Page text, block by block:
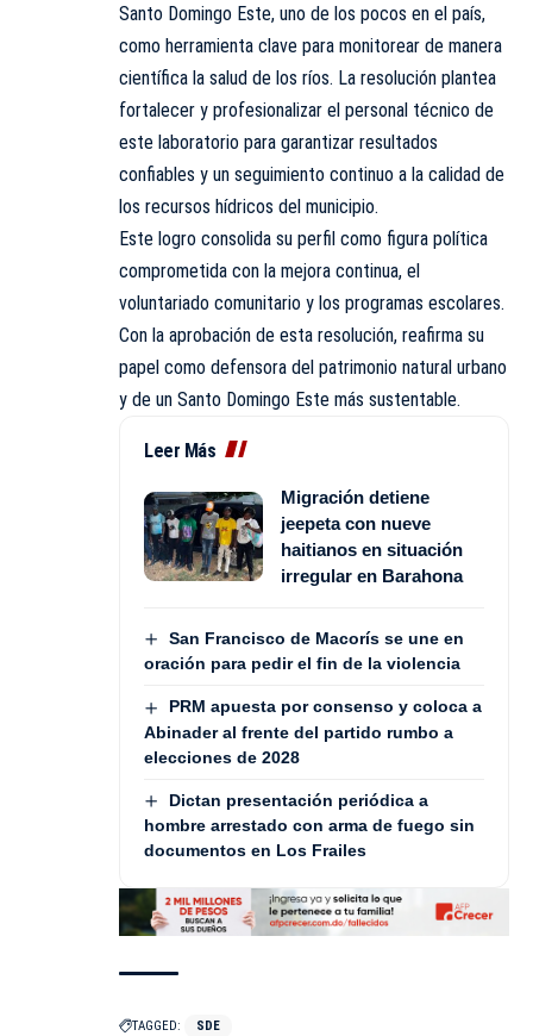
Santo Domingo Este, uno de los pocos en el país,
como herramienta clave para monitorear de manera
científica la salud de los ríos. La resolución plantea
fortalecer y profesionalizar el personal técnico de
este laboratorio para garantizar resultados
confiables y un seguimiento continuo a la calidad de
los recursos hídricos del municipio.
Este logro consolida su perfil como figura política
comprometida con la mejora continua, el
voluntariado comunitario y los programas escolares.
Con la aprobación de esta resolución, reafirma su
papel como defensora del patrimonio natural urbano
y de un Santo Domingo Este más sustentable.
Leer Más
Migración detiene
jeepeta con nueve
haitianos en situación
irregular en Barahona
San Francisco de Macorís se une en
oración para pedir el fin de la violencia
PRM apuesta por consenso y coloca a
Abinader al frente del partido rumbo a
elecciones de 2028
Dictan presentación periódica a
hombre arrestado con arma de fuego sin
documentos en Los Frailes
TAGGED: SDE